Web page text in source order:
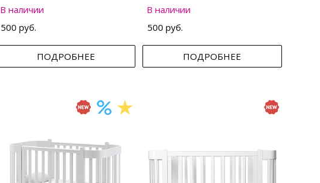
В наличии
500 руб.
ПОДРОБНЕЕ
В наличии
500 руб.
ПОДРОБНЕЕ